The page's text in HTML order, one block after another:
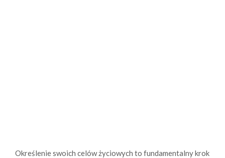
Określenie swoich celów życiowych to fundamentalny krok